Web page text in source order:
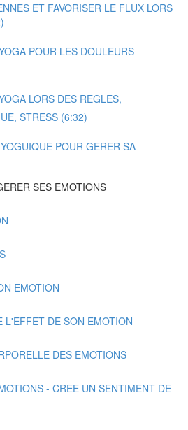
ET FAVORISER LE FLUX LORS
POUR LES DOULEURS
LORS DES REGLES,
STRESS (6:32)
POUR GERER SA
SES EMOTIONS
EMOTION
L'EFFET DE SON EMOTION
DES EMOTIONS
- CREE UN SENTIMENT DE